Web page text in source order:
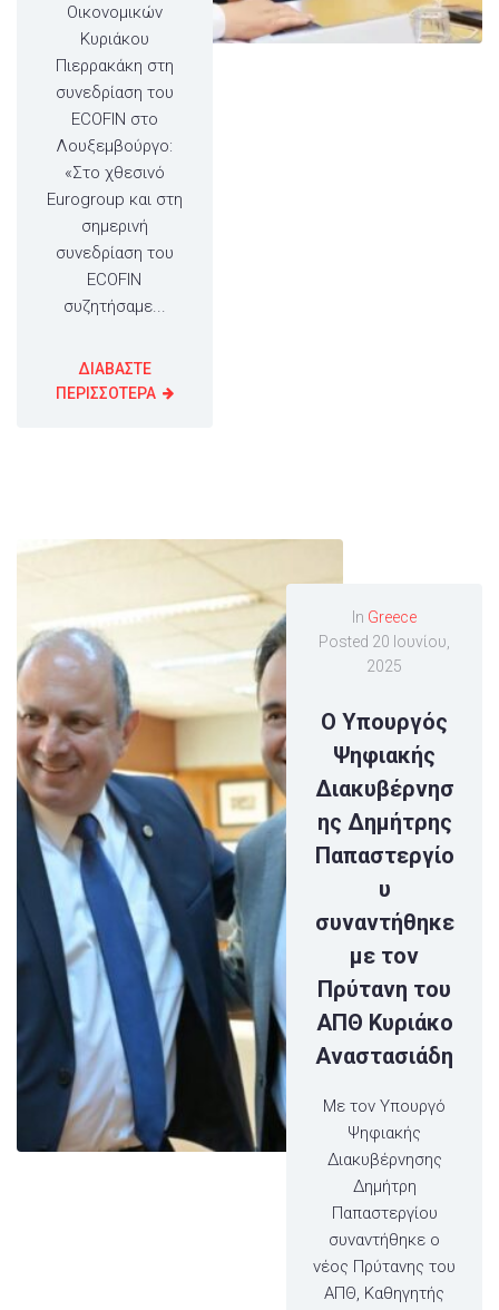
Οικονομικών
Κυριάκου
Πιερρακάκη στη
συνεδρίαση του
ECOFIN στο
Λουξεμβούργο:
«Στο χθεσινό
Eurogroup και στη
σημερινή
συνεδρίαση του
ECOFIN
συζητήσαμε...
ΔΙΑΒΑΣΤΕ
ΠΕΡΙΣΣΟΤΕΡΑ
In Greece
Posted 20 Ιουνίου,
2025
Ο Υπουργός
Ψηφιακής
Διακυβέρνησ
ης Δημήτρης
Παπαστεργίο
υ
συναντήθηκε
με τον
Πρύτανη του
ΑΠΘ Κυριάκο
Αναστασιάδη
Με τον Υπουργό
Ψηφιακής
Διακυβέρνησης
Δημήτρη
Παπαστεργίου
συναντήθηκε ο
νέος Πρύτανης του
ΑΠΘ, Καθηγητής